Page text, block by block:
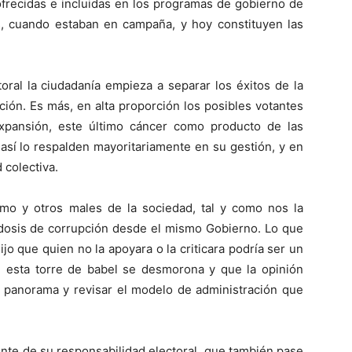
e incluidas en los programas de gobierno de
estaban en campaña, y hoy constituyen las
la ciudadanía empieza a separar los éxitos de la
Es más, en alta proporción los posibles votantes
este último cáncer como producto de las
lo respalden mayoritariamente en su gestión, y en
colectiva.
y otros males de la sociedad, tal y como nos la
de corrupción desde el mismo Gobierno. Lo que
que quien no la apoyara o la criticara podría ser un
torre de babel se desmorona y que la opinión
y revisar el modelo de administración que